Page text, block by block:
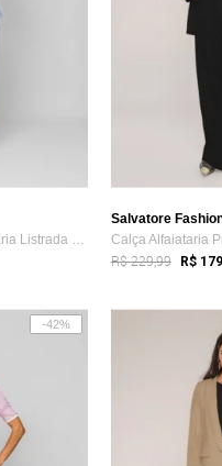
Calça Pantalona Alfaiataria Listrada Sal...
Salvatore
R$ 229,99 R$
-42%